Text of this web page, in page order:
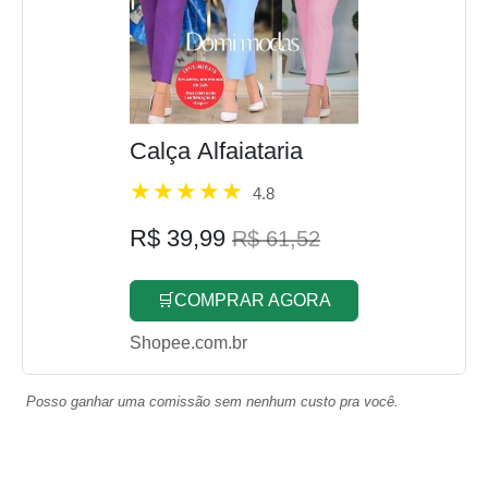
Calça Alfaiataria
4.8
R$ 39,99 R$ 61,52
🛒COMPRAR AGORA
Shopee.com.br
Posso ganhar uma comissão sem nenhum custo pra você.